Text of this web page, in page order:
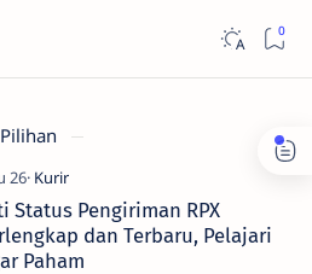
Status Pengiriman RPX
dan Terbaru, Pelajari
Paham